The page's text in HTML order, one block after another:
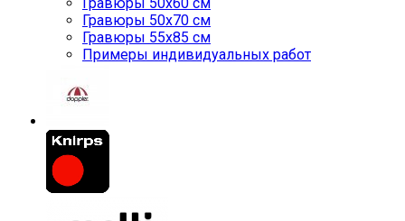
Гравюры 50x70 см
Гравюры 55x85 см
Примеры индивидуальных работ